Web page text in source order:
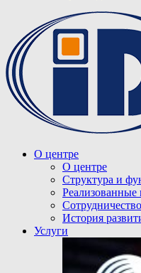
О центре
О центре
Структура и
Реализованные
Сотрудничество
История
Услуги